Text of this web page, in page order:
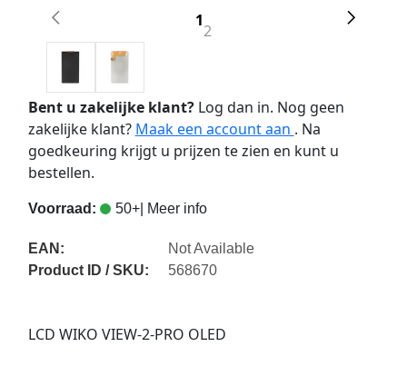
1
2
Bent u zakelijke klant?Log dan in. Nog geen
zakelijke klant? Maak een account aan . Na
goedkeuring krijgt u prijzen te zien en kunt u
bestellen.
Voorraad: 50+| Meer info
EAN:
Not Available
Product ID / SKU:
568670
LCD WIKO VIEW-2-PRO OLED